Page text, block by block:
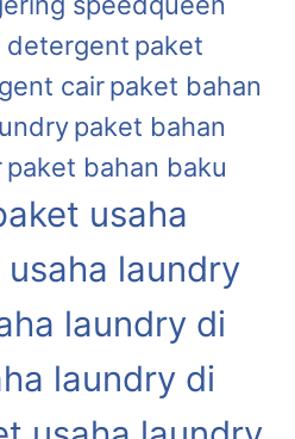
detergent paket
cairpaket bahan
paket bahan
paket bahan baku
usaha
laundry
laundry di
laundry di